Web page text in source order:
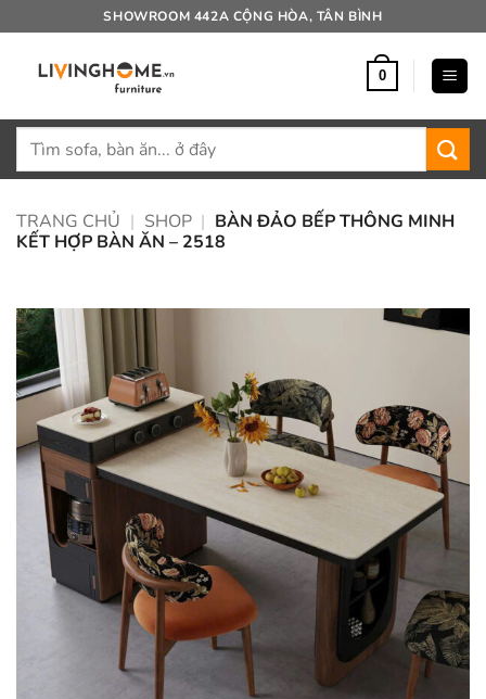
qua
SHOWROOM 442A CỘNG HÒA, TÂN BÌNH
0
Tìm
TRANG CHỦ | SHOP | BÀN ĐẢO BẾP THÔNG MINH
KẾT HỢP BÀN ĂN – 2518